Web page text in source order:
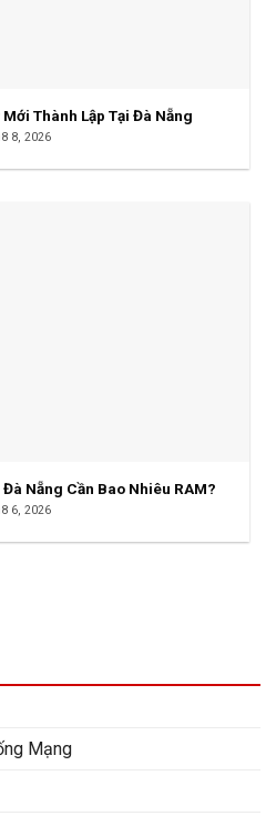
Thành Lập Tại Đà Nẵng
8, 2026
Nẵng Cần Bao Nhiêu RAM?
6, 2026
Mạng